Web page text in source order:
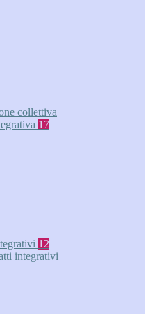
collettiva
17
12
integrativi